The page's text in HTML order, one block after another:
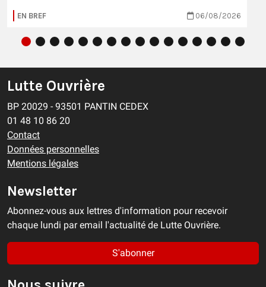
EN BREF 06/08/2026
Lutte Ouvrière
BP 20029 - 93501 PANTIN CEDEX
01 48 10 86 20
Contact
Données personnelles
Mentions légales
Newsletter
Abonnez-vous aux lettres d'information pour recevoir
chaque lundi par email l'actualité de Lutte Ouvrière.
S'abonner